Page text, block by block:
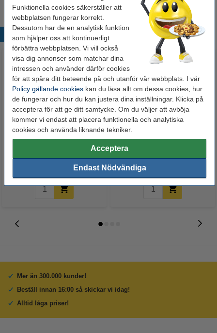
Funktionella cookies säkerställer att
webbplatsen fungerar korrekt.
Dessutom har de en analytisk funktion
som hjälper oss att kontinuerligt
förbättra webbplatsen. Vi vill också
visa dig annonser som matchar dina
intressen och använder därför cookies
för att spåra ditt beteende på och utanför vår webbplats. I vår
Policy gällande cookies kan du läsa allt om dessa cookies, hur
de fungerar och hur du kan justera dina inställningar. Klicka på
acceptera för att ge ditt samtycke. Om du väljer att avböja
kommer vi endast att placera funktionella och analytiska
cookies och använda liknande tekniker.
Acceptera
Endast Nödvändiga
Populära produkter
Xerox 006R04383 svart toner
850 kr 975 kr
Mer än 300.000 kunder!
Beställ innan 16:00 så skickar vi idag!
Alltid låga priser!